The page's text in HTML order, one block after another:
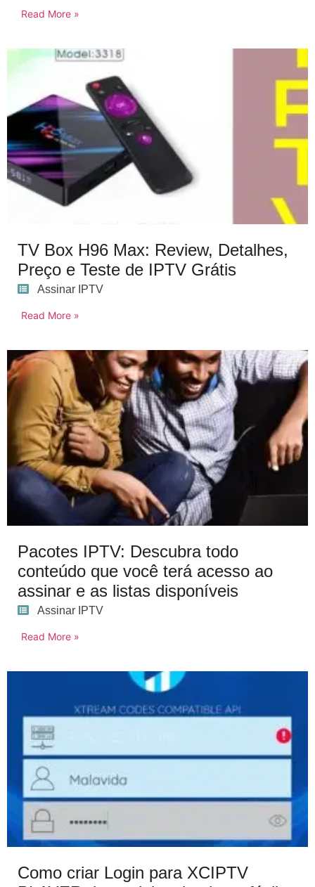
Read More »
TV Box H96 Max: Review, Detalhes,
Preço e Teste de IPTV Grátis
Assinar IPTV
Read More »
Pacotes IPTV: Descubra todo
conteúdo que você terá acesso ao
assinar e as listas disponíveis
Assinar IPTV
Read More »
Como criar Login para XCIPTV